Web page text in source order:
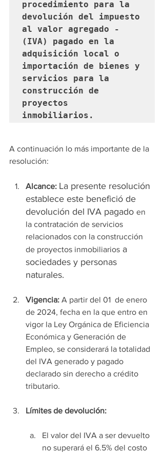
procedimiento para la
devolución del impuesto
al valor agregado -
(IVA) pagado en la
adquisición local o
importación de bienes y
servicios para la
construcción de
proyectos
inmobiliarios.
A continuación lo más importante de la
resolución:
Alcance: La presente resolución
establece este benefició de
devolución del IVA pagado en
la contratación de servicios
relacionados con la construcción
de proyectos inmobiliarios a
sociedades y personas
naturales.
Vigencia: A partir del 01  de enero
de 2024, fecha en la que entro en
vigor la Ley Orgánica de Eficiencia
Económica y Generación de
Empleo, se considerará la totalidad
del IVA generado y pagado
declarado sin derecho a crédito
tributario.
Límites de devolución:
El valor del IVA a ser devuelto
no superará el 6.5% del costo